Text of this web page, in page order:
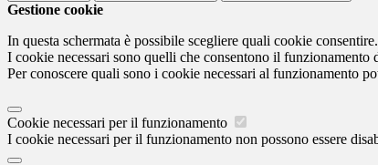
Gestione cookie
In questa schermata è possibile scegliere quali cookie consentire.
I cookie necessari sono quelli che consentono il
Per conoscere quali sono i cookie necessari al funzionamento
Cookie necessari per il funzionamento
I cookie necessari per il funzionamento non possono essere